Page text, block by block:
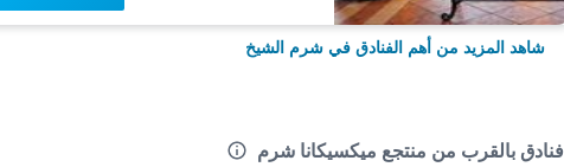
شاهد المزيد من أهم الفنادق في شرم الشيخ
فنادق بالقرب من منتجع ميكسيكانا شرم